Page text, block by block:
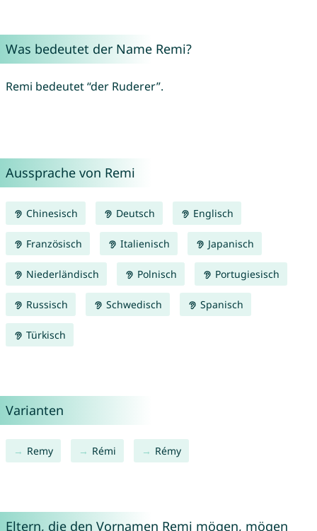
Was bedeutet der Name Remi?
Remi bedeutet “der Ruderer”.
Aussprache von Remi
Chinesisch Deutsch Englisch
Französisch Italienisch Japanisch
Niederländisch Polnisch Portugiesisch
Russisch Schwedisch Spanisch
Türkisch
Varianten
Remy Rémi Rémy
Eltern, die den Vornamen Remi mögen, mögen